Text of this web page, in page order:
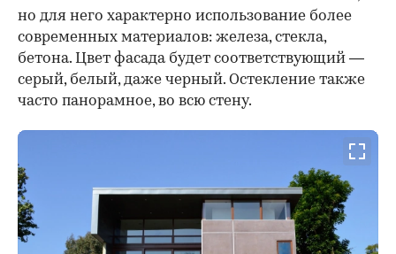
но для него характерно использование более
современных материалов: железа, стекла,
бетона. Цвет фасада будет соответствующий —
серый, белый, даже черный. Остекление также
часто панорамное, во всю стену.